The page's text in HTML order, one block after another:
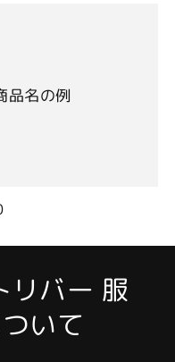
品名の例
リバー 服
いて